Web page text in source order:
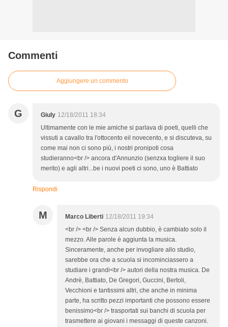
Commenti
Aggiungere un commento
G Giuly 12/18/2011 18:34
Ultimamente con le mie amiche si parlava di poeti, quelli che
vissuti a cavallo tra l'ottocento eil novecento, e si discuteva, su
come mai non ci sono più, i nostri pronipoti cosa
studieranno<br /> ancora d'Annunzio (senzxa togliere il suo
merito) e agli altri...be i nuovi poeti ci sono, uno è Battiato
Rispondi
M Marco Liberti 12/18/2011 19:34
<br /> <br /> Senza alcun dubbio, è cambiato solo il
mezzo. Alle parole è aggiunta la musica.
Sinceramente, anche per invogliare allo studio,
sarebbe ora che a scuola si incominciassero a
studiare i grandi<br /> autori della nostra musica. De
Andrè, Battiato, De Gregori, Guccini, Bertoli,
Vecchioni e tantissimi altri, che anche in minima
parte, ha scritto pezzi importanti che possono essere
benissimo<br /> trasportati sui banchi di scuola per
trasmettere ai giovani i messaggi di queste canzoni.